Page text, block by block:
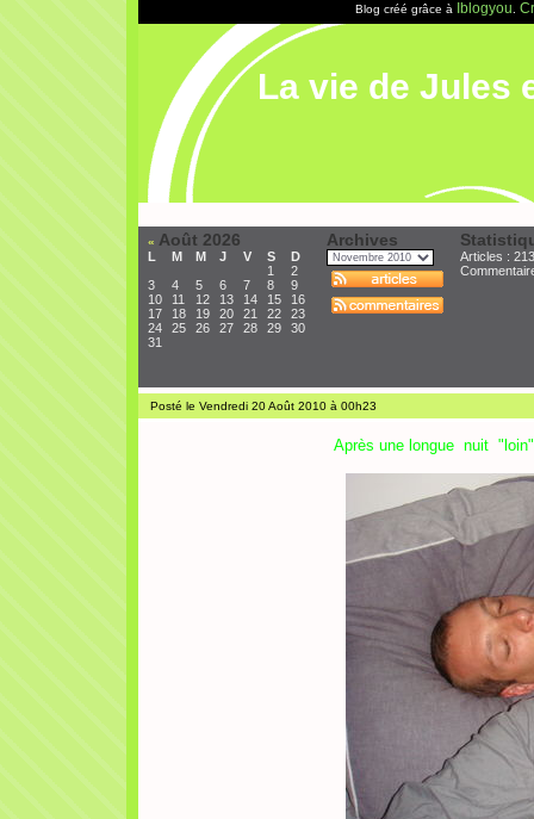
Blog créé grâce à Iblogyou
La vie de Jules
« Août 2026
L M M J V S
D
1
2
3
4 5 6 7 8
9
10
11 12 13 14 15
16
17
18 19 20 21 22
23
24
25 26 27 28 29
30
31
Archives
Articles : 213
Posté le Vendredi 20 Août 2010 à 00h23
Après une longue nuit